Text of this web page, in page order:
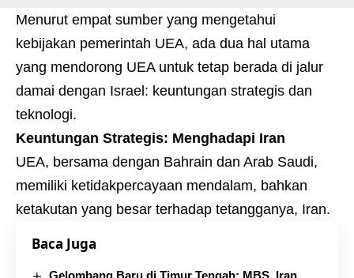
Menurut empat sumber yang mengetahui
kebijakan pemerintah UEA, ada dua hal utama
yang mendorong UEA untuk tetap berada di jalur
damai dengan Israel: keuntungan strategis dan
teknologi.
Keuntungan Strategis: Menghadapi Iran
UEA, bersama dengan Bahrain dan Arab Saudi,
memiliki ketidakpercayaan mendalam, bahkan
ketakutan yang besar terhadap tetangganya, Iran.
Baca Juga